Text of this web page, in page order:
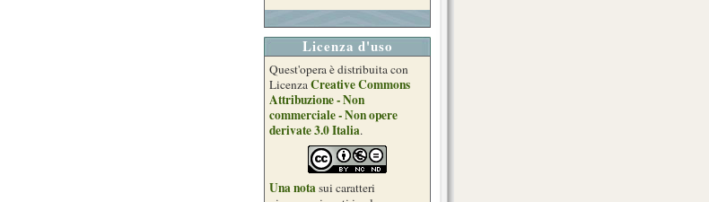
Licenza d'uso
Quest'opera è distribuita con
LicenzaCreative Commons
Attribuzione - Non
commerciale - Non opere
derivate 3.0 Italia.
Una notasui caratteri